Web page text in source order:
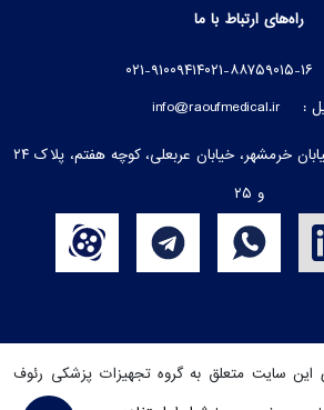
راه‌های ارتباط با ما
۰۲۱-۸۸۷۵۹۰۱۵-۱۶۰۲۱-۹۱۰۰۹۴۱۴
:
info@raoufmedical.ir
تهران، خیابان سهروردی، خیابان خرمشهر، خیابان عربعلی، کوچه هفتم، پلاک ۲۴
و ۲۵
سایت متعلق به گروه تجهیزات پزشکی رئوف